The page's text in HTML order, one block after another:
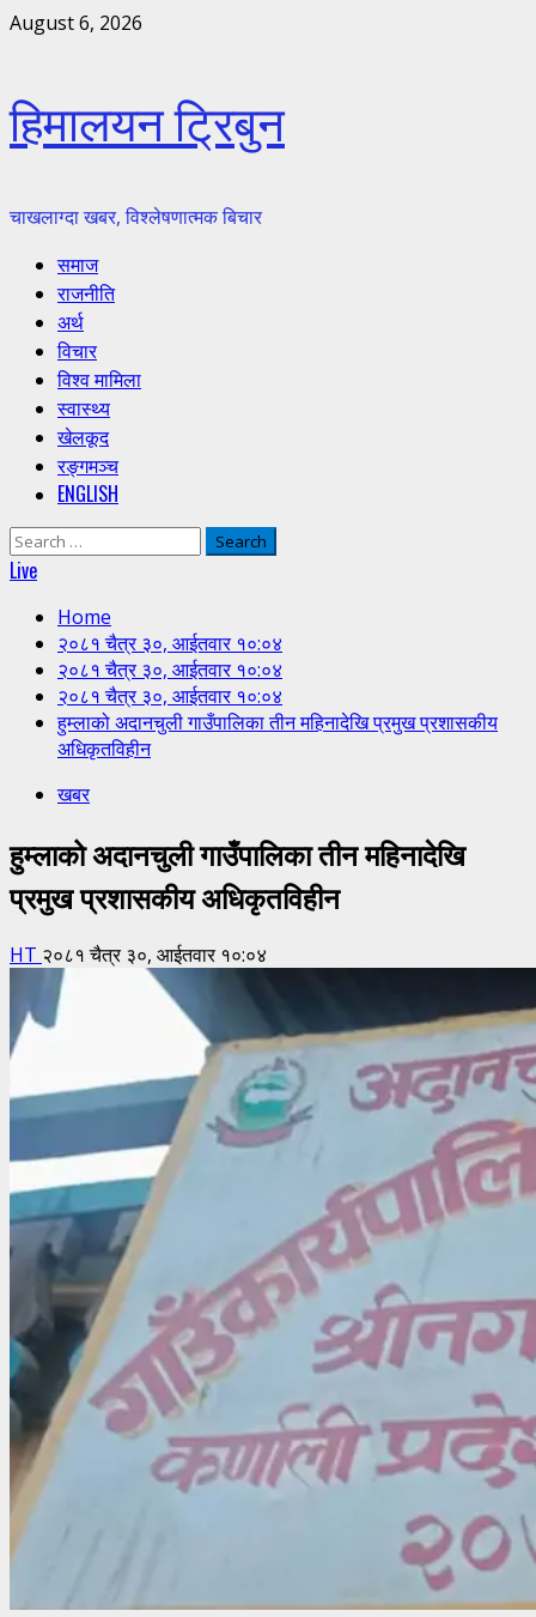
Skip
August 6, 2026
हिमालयन ट्रिबुन
चाखलाग्दा खबर, विश्लेषणात्मक बिचार
Primary
Menu
समाज
राजनीति
अर्थ
विचार
विश्व मामिला
स्वास्थ्य
खेलकूद
रङ्गमञ्च
ENGLISH
Search
for:
Live
Home
२०८१ चैत्र ३०, आईतवार १०:०४
२०८१ चैत्र ३०, आईतवार १०:०४
२०८१ चैत्र ३०, आईतवार १०:०४
हुम्लाको अदानचुली गाउँपालिका तीन महिनादेखि प्रमुख प्रशासकीय
अधिकृतविहीन
खबर
हुम्लाको अदानचुली गाउँपालिका तीन महिनादेखि
प्रमुख प्रशासकीय अधिकृतविहीन
HT २०८१ चैत्र ३०, आईतवार १०:०४